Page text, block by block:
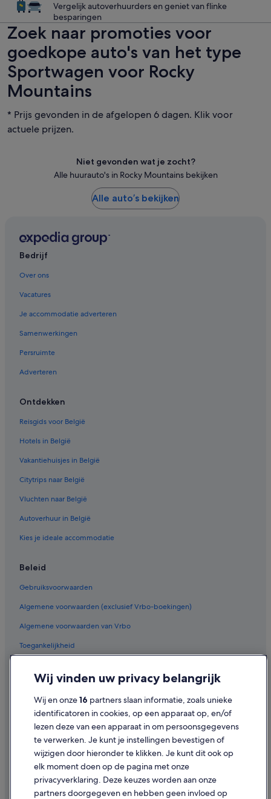
Vergelijk autoverhuurders en geniet van flinke
besparingen
Zoek naar promoties voor
goedkope auto's van het type
Sportwagen voor Rocky
Mountains
* Prijs gevonden in de afgelopen 6 dagen. Klik voor
actuele prijzen.
Niet gevonden wat je zocht?
Alle huurauto's in Rocky Mountains bekijken
Alle auto’s bekijken
Bedrijf
Over ons
Vacatures
Je accommodatie adverteren
Samenwerkingen
Persruimte
Adverteren
Ontdekken
Reisgids voor België
Hotels in België
Vakantiehuisjes in België
Citytrips naar België
Vluchten naar België
Autoverhuur in België
Kies je ideale accommodatie
Beleid
Gebruiksvoorwaarden
Algemene voorwaarden (exclusief Vrbo-boekingen)
Algemene voorwaarden van Vrbo
Toegankelijkheid
Cookies
Juridische informatie/Contact
Inhoudsrichtlijnen en inhoud rapporteren
Hulp
Ondersteuning
Je boeking wijzigen of annuleren
Wij vinden uw privacy belangrijk
Wij en onze16 partners slaan informatie, zoals unieke
identificatoren in cookies, op een apparaat op, en/of
lezen deze van een apparaat in om persoonsgegevens
te verwerken. Je kunt je instellingen bevestigen of
wijzigen door hieronder te klikken. Je kunt dit ook op
elk moment doen op de pagina met onze
privacyverklaring. Deze keuzes worden aan onze
partners doorgegeven en hebben geen invloed op